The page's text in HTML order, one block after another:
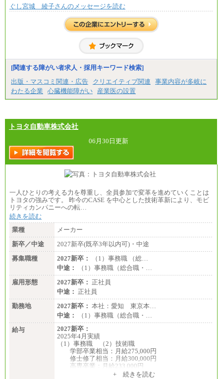
ぐし宮城 綾子さんのメッセージを読む
[関連する障がい者求人・採用キーワード検索]
出版・マスコミ関連・広告
クリエイティブ関連
事業内容が多岐に
わたる企業
心臓機能障がい 産業医の設置
トヨタ自動車株式会社
06月30日更新
一人ひとりの考える力を尊重し、全員参加で変革を進めていくことは
トヨタの強みです。 昨今のCASE を中心とした技術革新により、モビ
リティカンパニーへの転…
続きを読む
業種
メーカー
新卒／中途
2027新卒(既卒3年以内可)・中途
募集職種
2027新卒：
（1）事務職 （総…
中途：
（1）事務職（総合職・…
雇用形態
2027新卒： 正社員
中途： 正社員
勤務地
2027新卒： 本社：愛知 東京本…
中途：
（1）事務職（総合職・…
給与
2027新卒：
2025年4月実績
（1）事務職 （2）技術職
学部卒業相当：月給275,000円
修士修了相当：月給300,000円
高専卒業：月給233,000円
+ 続きを読む